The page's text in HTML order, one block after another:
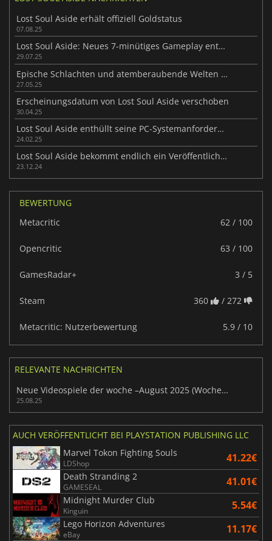
Lost Soul Aside erhält offiziell Goldstatus
07.08.25
Lost Soul Aside: Neues 7-minütiges Gameplay enthüllt
29.07.25
Epische Schlachten und atemberaubende Welten in Lost Soul Aside
27.05.25
Erscheinungsdatum von Lost Soul Aside verschoben
30.04.25
Lost Soul Aside enthüllt seine PC-Systemanforderungen
24.02.25
Lost Soul Aside bekommt endlich ein Veröffentlichungsfenster
23.12.24
BEWERTUNG
Metacritic
62 / 100
Opencritic 63 / 100
GamesRadar+ 3 / 5
Steam 360 / 272
Metacritic: Nutzerbewertung 5.9 / 10
RELEVANTE NACHRICHTEN
Neue Videospiele der woche –August 2025 (Woche 35)
25.08.25
AUCH VERÖFFENTLICHT BEI PLAYSTATION PUBLISHING LLC
Marvel Tokon Fighting Souls
LDShop 41.22€
Death Stranding 2
GAMESEAL 41.01€
Midnight Murder Club
Kinguin 5.54€
Lego Horizon Adventures
eBay 11.17€